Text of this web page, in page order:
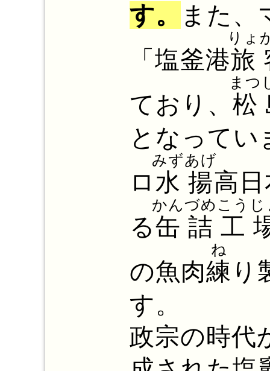
す。
また、
「塩釜港旅
りょ
ており、松
まつ
となってい
ロ 水揚
みずあげ
高
る缶詰工
かんづめこう
の魚肉練
ね
り
す。
政宗の時代